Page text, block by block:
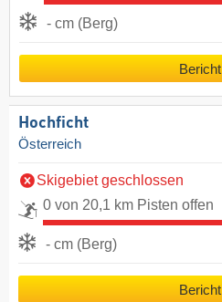
- cm (Berg)
Bericht
Hochficht
Österreich
Skigebiet geschlossen
0 von 20,1 km Pisten offen
- cm (Berg)
Bericht